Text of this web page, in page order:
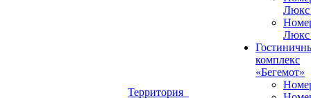
Территория
комплекс
«Бегемот»